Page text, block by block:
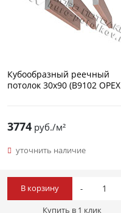
Кубообразный реечный
потолок 30х90 (B9102
3774руб./м²
уточнить наличие
В корзину
Купить в 1 клик